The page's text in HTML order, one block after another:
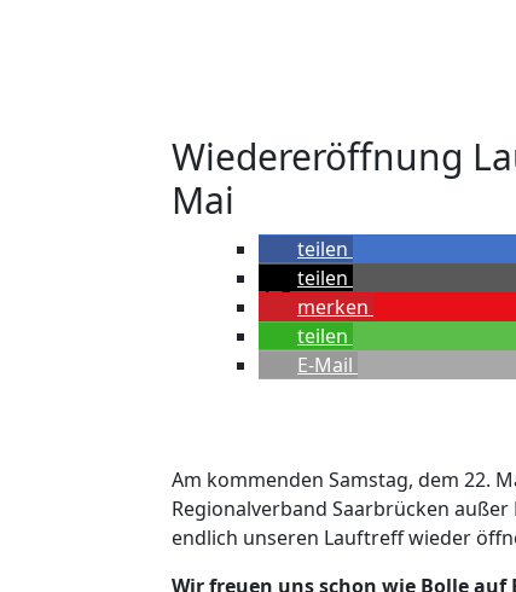
Wiedereröffnung
Mai
teilen
teilen
merken
teilen
E-Mail
Am kommenden Samstag, dem 22.
Regionalverband Saarbrücken
endlich unseren Lauftreff wieder
Wir freuen uns schon wie Bolle auf